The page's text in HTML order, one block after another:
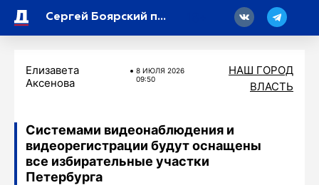
Сергей Боярский поздравил россиян с Днем семьи, любви и верности
Елизавета
Аксенова
8 ИЮЛЯ 2026
09:50
НАШ ГОРОД
ВЛАСТЬ
Системами видеонаблюдения и
видеорегистрации будут оснащены
все избирательные участки
Петербурга